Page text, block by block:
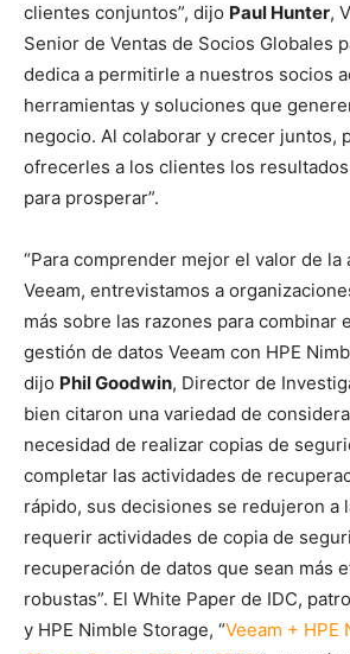
clientes conjuntos”, dijo Paul Hunter,
Senior de Ventas de Socios Globales
dedica a permitirle a nuestros socios
herramientas y soluciones que
negocio. Al colaborar y crecer juntos,
ofrecerles a los clientes los
para prosperar”.
“Para comprender mejor el valor de la
Veeam, entrevistamos a
más sobre las razones para combinar
gestión de datos Veeam con HPE
dijo Phil Goodwin, Director de
bien citaron una variedad de
necesidad de realizar copias de
completar las actividades de
rápido, sus decisiones se redujeron a
requerir actividades de copia de
recuperación de datos que sean más
robustas”. El White Paper de IDC,
y HPE Nimble Storage, “Veeam + HPE